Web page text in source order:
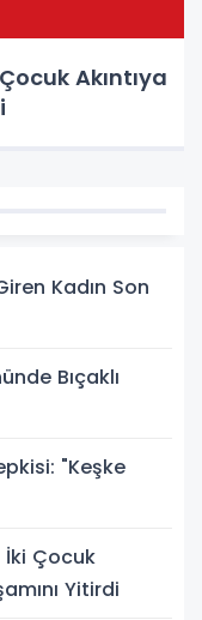
Akıntıya
Kadın Son
Bıçaklı
"Keşke
İki Çocuk
Yitirdi